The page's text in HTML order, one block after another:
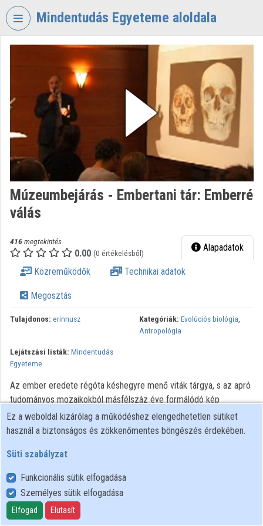
Fejléc kihagyása
Mindentudás Egyeteme aloldala
TORIUM
MINDENTUDÁS
EGYETEME
Intézményi kezdőlap
Bejelentkezés
Intézményi felfedezés
Kategóriák
Intézmények
Közreműködők
Múzeumbejárás - Embertani tár: Emberré
válás
416 megtekintés
0.00 (0 értékelésből) Alapadatok
Közreműködők Technikai adatok
Megosztás
Tulajdonos: erinnusz Kategóriák: Evolúciós biológia,
Antropológia
Lejátszási listák: Mindentudás
Egyeteme
Az ember eredete régóta késhegyre menő viták tárgya, s az apró
tudományos mozaikokból másfélszáz éve formálódó kép
napjainkra sem teljes.
Minden jog fenntartva
Felhasználói szabályzat
Adatkezelési tájékoztató
Süti szabályzat
Ez a weboldal kizárólag a működéshez elengedhetetlen sütiket
használ a biztonságos és zökkenőmentes böngészés érdekében.
Süti szabályzat
Funkcionális sütik elfogadása
Személyes sütik elfogadása
Elfogad Elutasít